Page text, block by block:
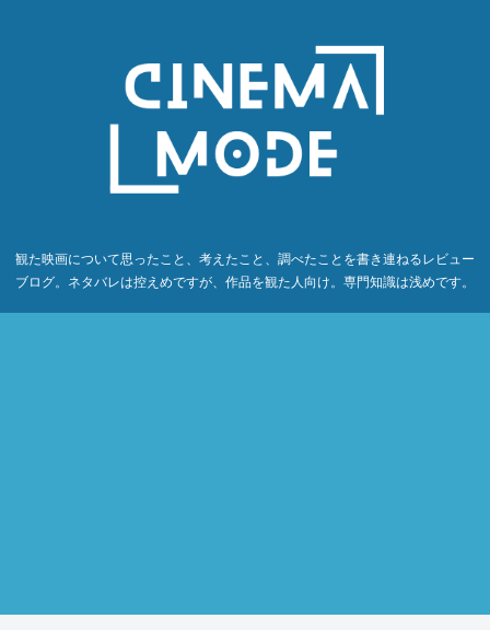
観た映画について思ったこと、考えたこと、調べたことを書き連ねるレビュー
ブログ。ネタバレは控えめですが、作品を観た人向け。専門知識は浅めです。